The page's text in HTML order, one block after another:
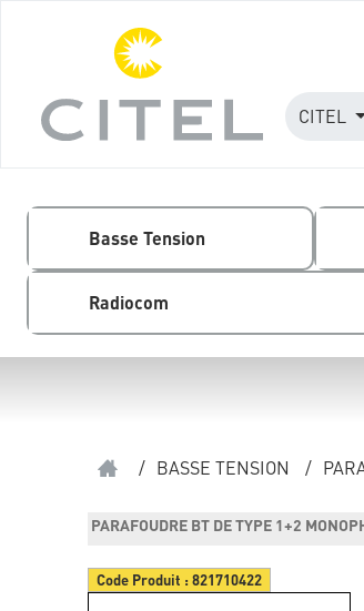
CITEL
Basse Tension
Radiocom
/ BASSE TENSION /
PARAFOUDRE BT DE TYPE 1+2
Code Produit :821710422